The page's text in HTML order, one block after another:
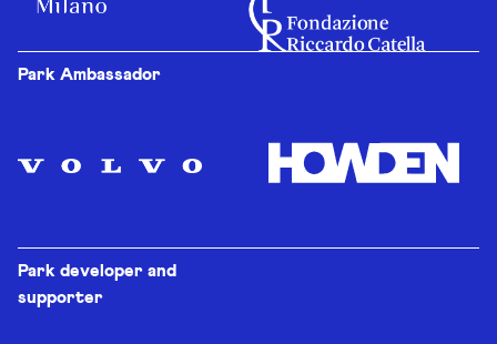
Park Ambassador
Park developer and
supporter